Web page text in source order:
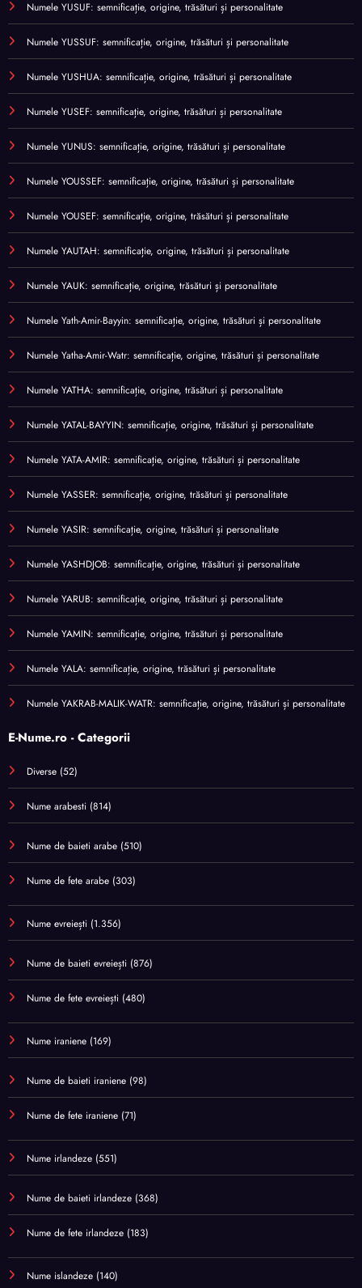
Numele YUSUF: semnificație, origine, trăsături și personalitate
Numele YUSSUF: semnificație, origine, trăsături și personalitate
Numele YUSHUA: semnificație, origine, trăsături și personalitate
Numele YUSEF: semnificație, origine, trăsături și personalitate
Numele YUNUS: semnificație, origine, trăsături și personalitate
Numele YOUSSEF: semnificație, origine, trăsături și personalitate
Numele YOUSEF: semnificație, origine, trăsături și personalitate
Numele YAUTAH: semnificație, origine, trăsături și personalitate
Numele YAUK: semnificație, origine, trăsături și personalitate
Numele Yath-Amir-Bayyin: semnificație, origine, trăsături și personalitate
Numele Yatha-Amir-Watr: semnificație, origine, trăsături și personalitate
Numele YATHA: semnificație, origine, trăsături și personalitate
Numele YATAL-BAYYIN: semnificație, origine, trăsături și personalitate
Numele YATA-AMIR: semnificație, origine, trăsături și personalitate
Numele YASSER: semnificație, origine, trăsături și personalitate
Numele YASIR: semnificație, origine, trăsături și personalitate
Numele YASHDJOB: semnificație, origine, trăsături și personalitate
Numele YARUB: semnificație, origine, trăsături și personalitate
Numele YAMIN: semnificație, origine, trăsături și personalitate
Numele YALA: semnificație, origine, trăsături și personalitate
Numele YAKRAB-MALIK-WATR: semnificație, origine, trăsături și personalitate
E-Nume.ro - Categorii
Diverse (52)
Nume arabesti (814)
Nume de baieti arabe (510)
Nume de fete arabe (303)
Nume evreiești (1.356)
Nume de baieti evreiești (876)
Nume de fete evreiești (480)
Nume iraniene (169)
Nume de baieti iraniene (98)
Nume de fete iraniene (71)
Nume irlandeze (551)
Nume de baieti irlandeze (368)
Nume de fete irlandeze (183)
Nume islandeze (140)